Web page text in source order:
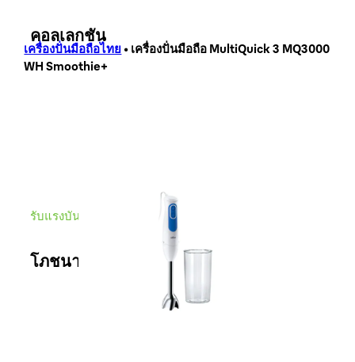
เครื่องปั่นมือถือไทย • เครื่องปั่นมือถือ MultiQuick 3 MQ3000
WH Smoothie+
คอลเลกชัน
รับแรงบันดาลใจจาก
โภชนาการสำหรับเด็ก